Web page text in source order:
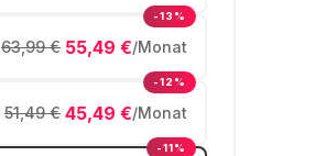
55,49 €/Monat
63,99 €
-13%
45,49 €/Monat
51,49 €
-12%
-11%